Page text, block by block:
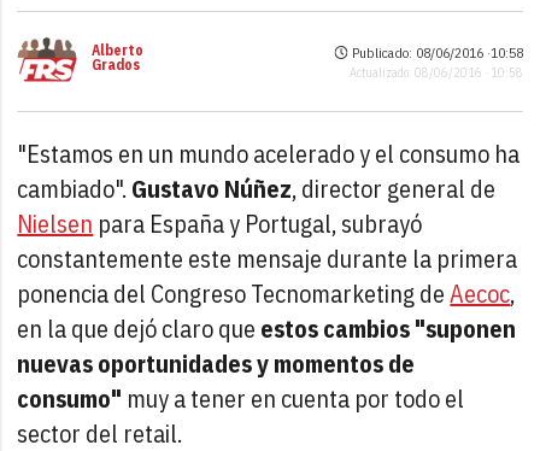
Alberto
Grados
Publicado: 08/06/2016 ·10:58
Actualizado: 08/06/2016 · 10:58
"Estamos en un mundo acelerado y el consumo ha
cambiado". Gustavo Núñez, director general de
Nielsen para España y Portugal, subrayó
constantemente este mensaje durante la primera
ponencia del Congreso Tecnomarketing deAecoc,
en la que dejó claro que estos cambios "suponen
nuevas oportunidades y momentos de
consumo" muy a tener en cuenta por todo el
sector del retail.